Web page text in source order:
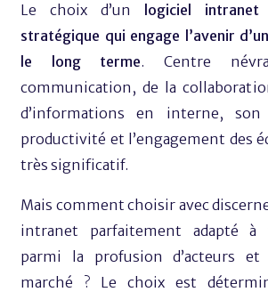
Le choix d’un
logiciel
stratégique qui engage l’avenir
le long terme. Centre
communication, de la
d’informations en interne,
productivité et l’engagement des
très significatif.
Mais comment choisir avec
intranet parfaitement adapté à
parmi la profusion d’acteurs et
marché ? Le choix est